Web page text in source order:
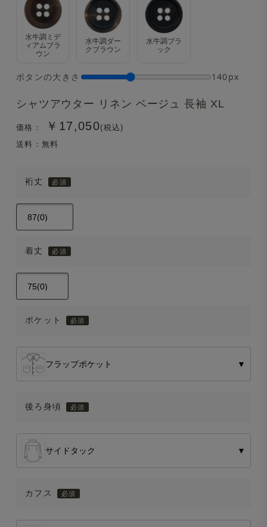
シャツアウター リネン ベージュ 長袖 XL
価格： ￥17,050(税込)
送料：無料
裄丈
着丈
ポケット
フラップポケット ▼
後ろ身頃
サイドタック ▼
カフス
水牛調ミデ
ィアムブラ
ウン
水牛調ダー
クブラウン
水牛調ブラ
ック
ボタンの大きさ 140px